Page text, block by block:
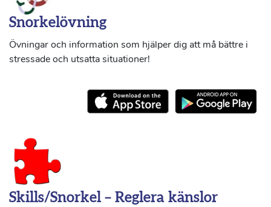
Snorkelövning
Övningar och information som hjälper dig att må bättre i
stressade och utsatta situationer!
Skills/Snorkel – Reglera känslor